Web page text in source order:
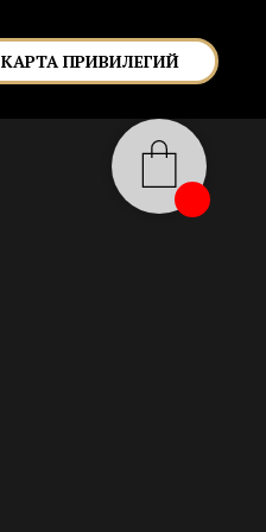
КАРТА ПРИВИЛЕГИЙ